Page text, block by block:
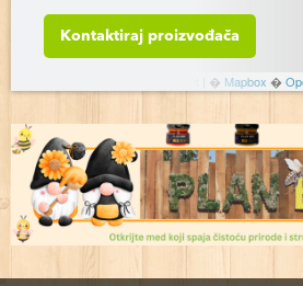
� Mapbox �
Kontaktiraj proizvođača